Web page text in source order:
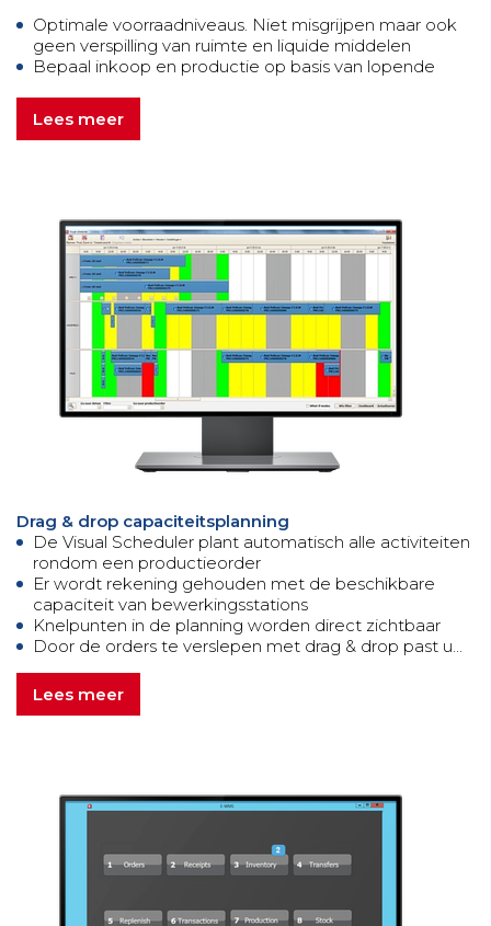
Optimale voorraadniveaus. Niet misgrijpen maar ook
geen verspilling van ruimte en liquide middelen
Bepaal inkoop en productie op basis van lopende
Lees meer
Drag & drop capaciteitsplanning
De Visual Scheduler plant automatisch alle activiteiten
rondom een productieorder
Er wordt rekening gehouden met de beschikbare
capaciteit van bewerkingsstations
Knelpunten in de planning worden direct zichtbaar
Door de orders te verslepen met drag & drop past u...
Lees meer